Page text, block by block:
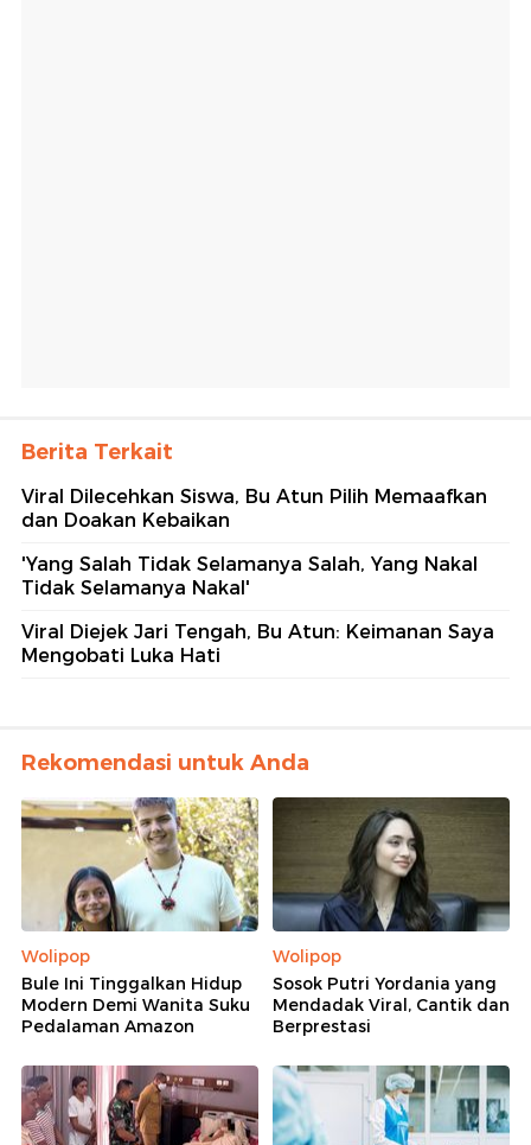
Berita Terkait
Viral Dilecehkan Siswa, Bu Atun Pilih Memaafkan
dan Doakan Kebaikan
'Yang Salah Tidak Selamanya Salah, Yang Nakal
Tidak Selamanya Nakal'
Viral Diejek Jari Tengah, Bu Atun: Keimanan Saya
Mengobati Luka Hati
Rekomendasi untuk Anda
Wolipop
Bule Ini Tinggalkan Hidup
Modern Demi Wanita Suku
Pedalaman Amazon
Wolipop
Sosok Putri Yordania yang
Mendadak Viral, Cantik dan
Berprestasi